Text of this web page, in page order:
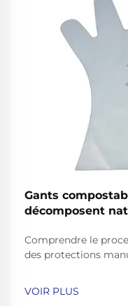
Gants
décomposent
Comprendre le
des protections
protection
VOIR PLUS